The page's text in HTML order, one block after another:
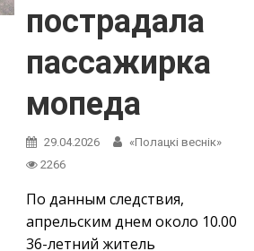
пострадала
пассажирка
мопеда
29.04.2026
«Полацкі веснік»
2266
По данным следствия,
апрельским днем около 10.00
36-летний житель